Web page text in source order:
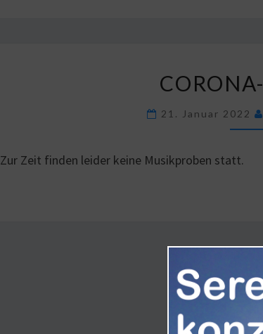
21. Januar 2022
Zur Zeit finden leider keine Musikproben statt.